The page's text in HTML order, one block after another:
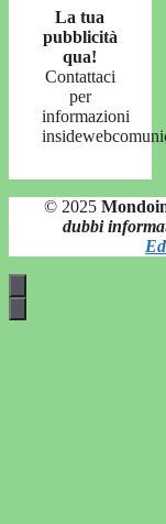
La tua
pubblicità
qua!
Contattaci
per
informazioni
© 2025
dubbi